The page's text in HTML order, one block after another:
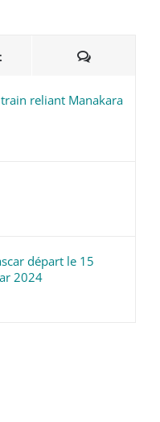
train reliant Manakara
départ le 15
2024